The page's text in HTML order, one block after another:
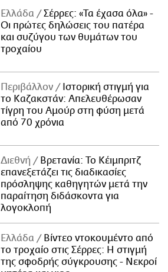
Ελλάδα
Σέρρες: «Τα έχασα όλα» -
Οι πρώτες δηλώσεις του πατέρα
και συζύγου των θυμάτων του
τροχαίου
Περιβάλλον
Ιστορική στιγμή για
το Καζακστάν: Απελευθέρωσαν
τίγρη του Αμούρ στη φύση μετά
από 70 χρόνια
Διεθνή
Βρετανία: Το Κέιμπριτζ
επανεξετάζει τις διαδικασίες
πρόσληψης καθηγητών μετά την
παραίτηση διδάσκοντα για
λογοκλοπή
Ελλάδα
Βίντεο ντοκουμέντο από
το τροχαίο στις Σέρρες: Η στιγμή
της σφοδρής σύγκρουσης - Νεκροί